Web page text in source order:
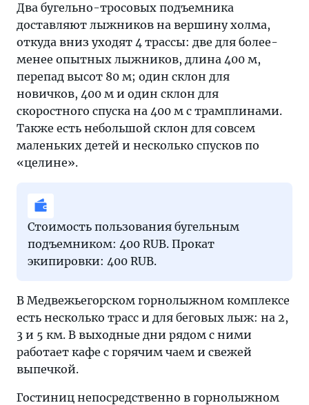
Два бугельно-тросовых подъемника
доставляют лыжников на вершину холма,
откуда вниз уходят 4 трассы: две для более-
менее опытных лыжников, длина 400 м,
перепад высот 80 м; один склон для
новичков, 400 м и один склон для
скоростного спуска на 400 м с трамплинами.
Также есть небольшой склон для совсем
маленьких детей и несколько спусков по
«целине».
Стоимость пользования бугельным
подъемником: 400 RUB. Прокат
экипировки: 400 RUB.
В Медвежьегорском горнолыжном комплексе
есть несколько трасс и для беговых лыж: на 2,
3 и 5 км. В выходные дни рядом с ними
работает кафе с горячим чаем и свежей
выпечкой.
Гостиниц непосредственно в горнолыжном